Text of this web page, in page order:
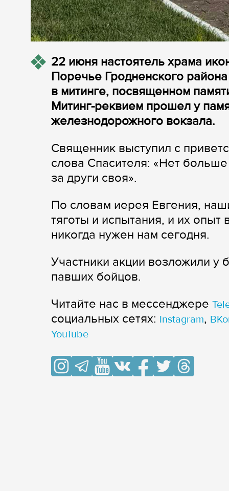
22 июня настоятель храма
Поречье Гродненского
в митинге, посвященном
Митинг-реквием прошел у
железнодорожного вокзала.
Священник выступил с
слова Спасителя: «Нет
за други своя».
По словам иерея Евгения,
тяготы и испытания, и их
никогда нужен нам сегодня.
Участники акции возложили у
павших бойцов.
Читайте нас в мессенджере
cоциальных сетях: Instagram,
YouTube